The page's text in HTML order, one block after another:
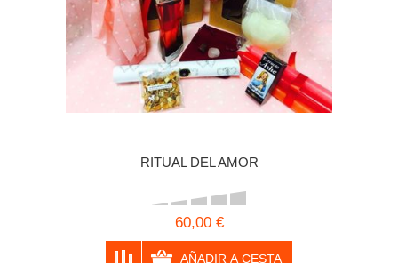
RITUAL DEL AMOR
60,00 €